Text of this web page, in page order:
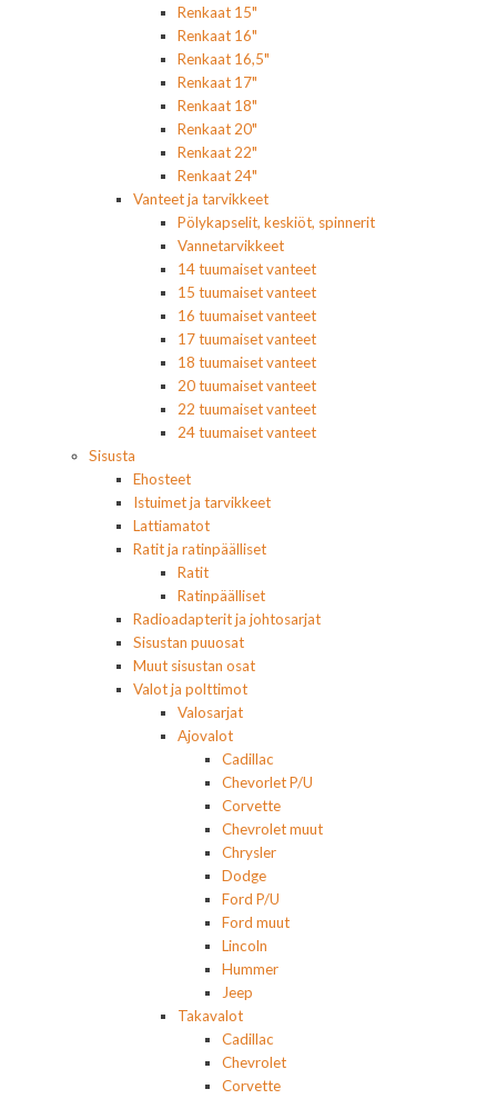
Renkaat 15"
Renkaat 16"
Renkaat 16,5"
Renkaat 17"
Renkaat 18"
Renkaat 20"
Renkaat 22"
Renkaat 24"
Vanteet ja tarvikkeet
Pölykapselit, keskiöt, spinnerit
Vannetarvikkeet
14 tuumaiset vanteet
15 tuumaiset vanteet
16 tuumaiset vanteet
17 tuumaiset vanteet
18 tuumaiset vanteet
20 tuumaiset vanteet
22 tuumaiset vanteet
24 tuumaiset vanteet
Sisusta
Ehosteet
Istuimet ja tarvikkeet
Lattiamatot
Ratit ja ratinpäälliset
Ratit
Ratinpäälliset
Radioadapterit ja johtosarjat
Sisustan puuosat
Muut sisustan osat
Valot ja polttimot
Valosarjat
Ajovalot
Cadillac
Chevorlet P/U
Corvette
Chevrolet muut
Chrysler
Dodge
Ford P/U
Ford muut
Lincoln
Hummer
Jeep
Takavalot
Cadillac
Chevrolet
Corvette